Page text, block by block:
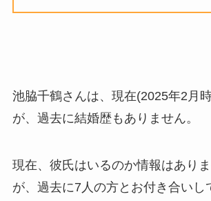
池脇千鶴さんは、現在(2025年2月
が、過去に結婚歴もありません。
現在、彼氏はいるのか情報はあり
が、過去に7人の方とお付き合いし